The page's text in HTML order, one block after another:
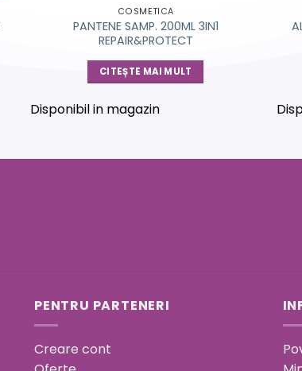
COSMETICA
PANTENE SAMP. 200ML 3IN1
REPAIR&PROTECT
CITEȘTE MAI MULT
Disponibil in magazin
PENTRU PARTENERI
Creare cont